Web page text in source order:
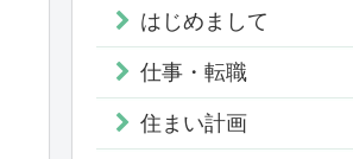
はじめまして
仕事・転職
住まい計画